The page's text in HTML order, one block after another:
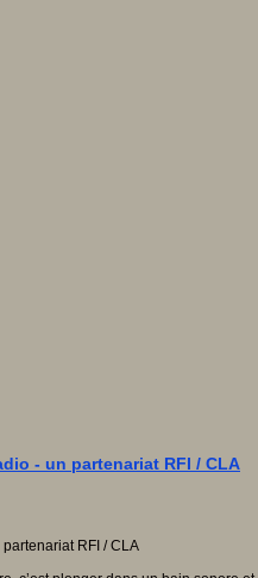
- un partenariat RFI / CLA